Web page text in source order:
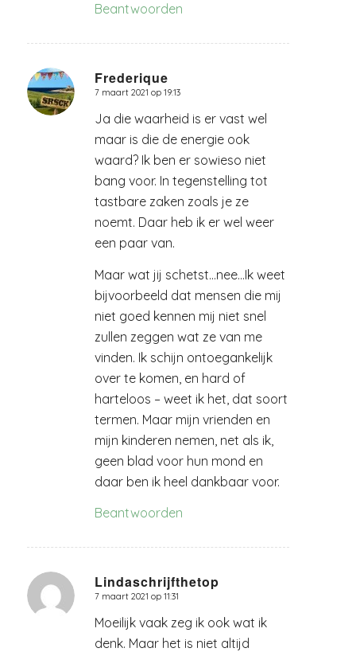
Beantwoorden
Frederique
zegt:
7 maart 2021 op 19:13
Ja die waarheid is er vast wel
maar is die de energie ook
waard? Ik ben er sowieso niet
bang voor. In tegenstelling tot
tastbare zaken zoals je ze
noemt. Daar heb ik er wel weer
een paar van.
Maar wat jij schetst…nee…Ik weet
bijvoorbeeld dat mensen die mij
niet goed kennen mij niet snel
zullen zeggen wat ze van me
vinden. Ik schijn ontoegankelijk
over te komen, en hard of
harteloos – weet ik het, dat soort
termen. Maar mijn vrienden en
mijn kinderen nemen, net als ik,
geen blad voor hun mond en
daar ben ik heel dankbaar voor.
Beantwoorden
Lindaschrijfthetop
zegt:
7 maart 2021 op 11:31
Moeilijk vaak zeg ik ook wat ik
denk. Maar het is niet altijd